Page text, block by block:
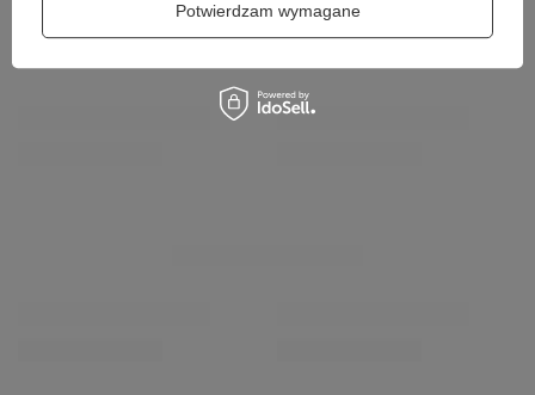
Potwierdzam wymagane